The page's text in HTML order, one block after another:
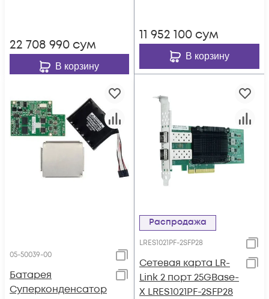
22 708 990 сум
В корзину
11 952 100 сум
В корзину
05-50039-00
Батарея
Суперконденсатор
Распродажа
LRES1021PF-2SFP28
Сетевая карта LR-
Link 2 порт 25GBase-
X LRES1021PF-2SFP28